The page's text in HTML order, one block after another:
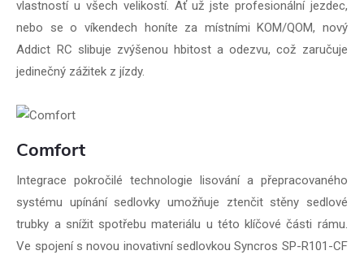
vlastností u všech velikostí. Ať už jste profesionální jezdec,
nebo se o víkendech honíte za místními KOM/QOM, nový
Addict RC slibuje zvýšenou hbitost a odezvu, což zaručuje
jedinečný zážitek z jízdy.
Comfort
Integrace pokročilé technologie lisování a přepracovaného
systému upínání sedlovky umožňuje ztenčit stěny sedlové
trubky a snížit spotřebu materiálu u této klíčové části rámu.
Ve spojení s novou inovativní sedlovkou Syncros SP-R101-CF